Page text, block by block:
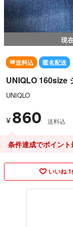
現在
送料込 匿名配送
UNIQLO 160size
UNIQLO
¥ 860 送料込
条件達成でポイント
いいね